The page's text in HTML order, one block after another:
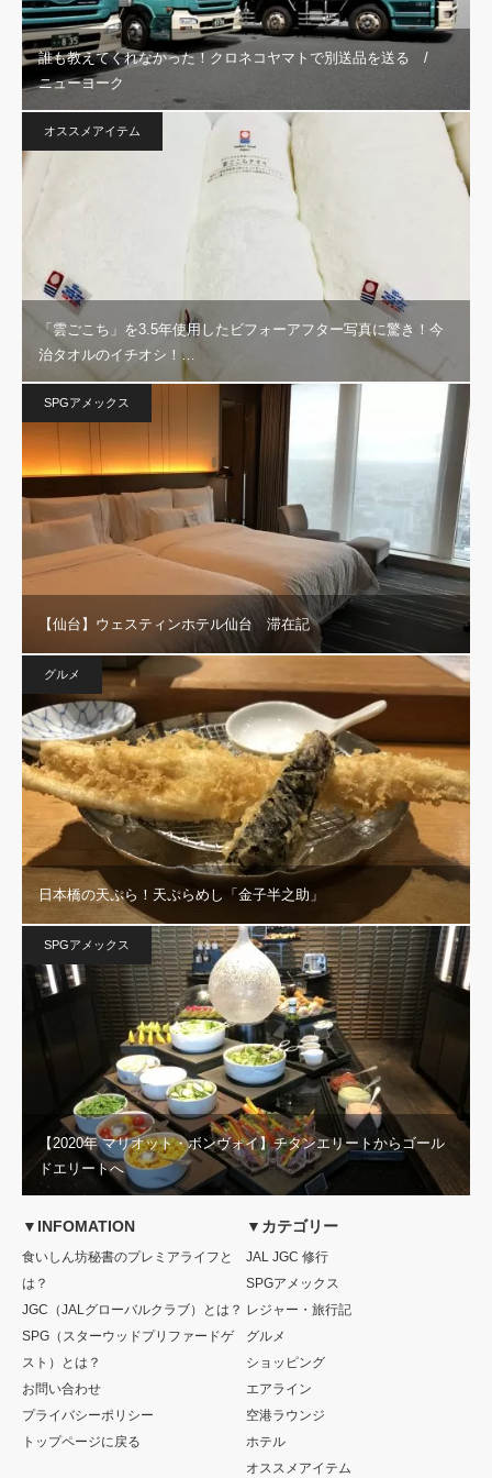
誰も教えてくれなかった！クロネコヤマトで別送品を送る /
ニューヨーク
オススメアイテム
「雲ごこち」を3.5年使用したビフォーアフター写真に驚き！今
治タオルのイチオシ！…
SPGアメックス
【仙台】ウェスティンホテル仙台 滞在記
グルメ
日本橋の天ぷら！天ぷらめし「金子半之助」
SPGアメックス
【2020年 マリオット・ボンヴォイ】チタンエリートからゴール
ドエリートへ
▼INFOMATION
食いしん坊秘書のプレミアライフと
は？
JGC（JALグローバルクラブ）とは？
SPG（スターウッドプリファードゲ
スト）とは？
お問い合わせ
プライバシーポリシー
トップページに戻る
▼カテゴリー
JAL JGC 修行
SPGアメックス
レジャー・旅行記
グルメ
ショッピング
エアライン
空港ラウンジ
ホテル
オススメアイテム